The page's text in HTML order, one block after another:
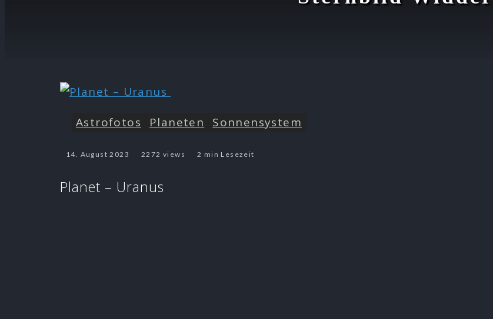
Astrofotos Planeten Sonnensystem
14. August 2023 2272 views 2 min Lesezeit
Planet – Uranus